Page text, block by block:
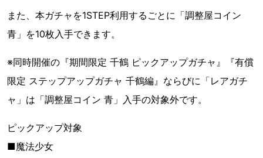
また、本ガチャを1STEP利用するごとに「調整屋コイン
青」を10枚入手できます。
※同時開催の『期間限定 千鶴 ピックアップガチャ』『有償
限定 ステップアップガチャ 千鶴編』ならびに「レアガチ
ャ」は「調整屋コイン 青」入手の対象外です。
ピックアップ対象
■魔法少女